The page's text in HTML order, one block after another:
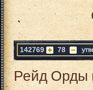
142769 78
Рейд Орды